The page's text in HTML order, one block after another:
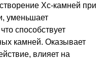
Хс-камней при
уменьшает
способствует
камней. Оказывает
влияет на